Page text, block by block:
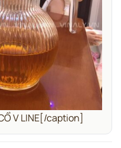
V LINE[/caption]